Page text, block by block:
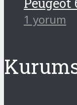
1 yorum